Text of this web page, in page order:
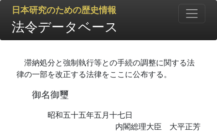
日本研究のための歴史情報
法令データベース
滞納処分と強制執行等との手続の調整に関する法
律の一部を改正する法律をここに公布する。
御名御璽
昭和五十五年五月十七日
内閣総理大臣 大平正芳